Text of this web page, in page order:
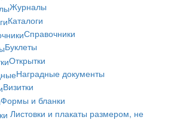
Журналы
Каталоги
Справочники
Буклеты
Открытки
Наградные документы
Визитки
Формы и бланки
Листовки и плакаты размером, не